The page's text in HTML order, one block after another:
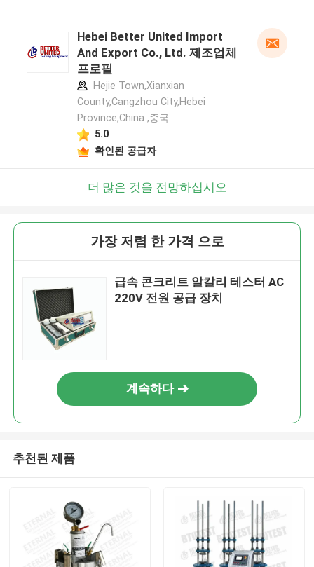
Hebei Better United Import
And Export Co., Ltd. 제조업체
프로필
Hejie Town,Xianxian
County,Cangzhou City,Hebei
Province,China ,중국
5.0
확인된 공급자
더 많은 것을 전망하십시오
가장 저렴 한 가격 으로
급속 콘크리트 알칼리 테스터 AC
220V 전원 공급 장치
계속하다
추천된 제품